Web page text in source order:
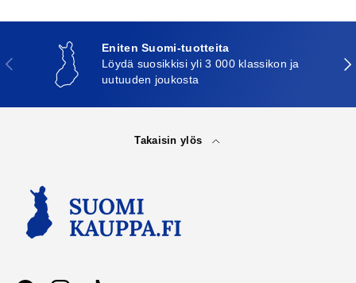
Edellinen
Eniten Suomi-tuotteita
Löydä suosikkisi yli 3 000 klassikon ja
uutuuden joukosta
Takaisin ylös